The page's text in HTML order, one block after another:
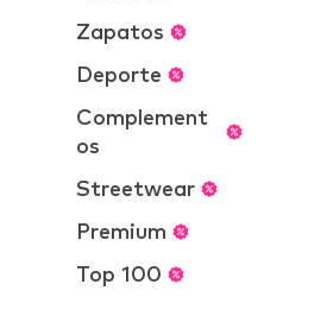
Zapatos
Deporte
Complement
os
Streetwear
Premium
Top 100